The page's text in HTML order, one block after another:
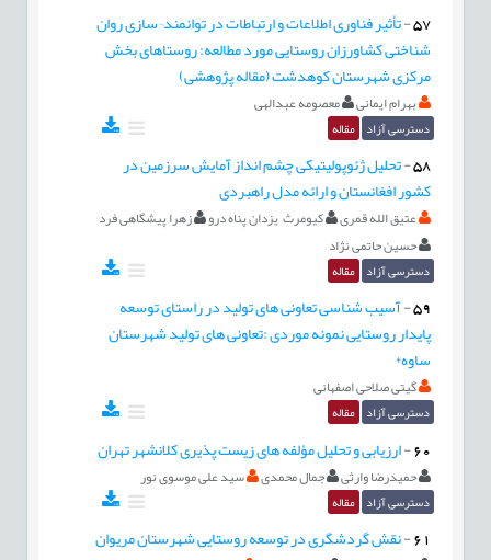
57
-تأثیر فناوری اطلاعات و ارتباطات در توانمند¬سازی روان
شناختی کشاورزان روستایی مورد مطالعه: روستاهای بخش
مرکزی شهرستان کوهدشت (مقاله پژوهشی)
بهرام ایمانی معصومه عبدالهی
دسترسی آزاد مقاله
58
-تحلیل ژئوپولیتیکی چشم انداز آمایش سرزمین در
کشور افغانستان و ارائه مدل راهبردی
عتیق الله قمری کیومرث یزدان پناه درو
زهرا پیشگاهی فرد
حسین حاتمی نژاد
دسترسی آزاد مقاله
59
-آسیب شناسی تعاونی های تولید در راستای توسعه
پایدار روستایی نمونه موردی :تعاونی های تولید شهرستان
ساوه*
گیتی صلاحی اصفهانی
دسترسی آزاد مقاله
60
-ارزیابی و تحلیل مؤلفه های زیست پذیری کلانشهر تهران
حمیدرضا وارثی جمال محمدی سید علی موسوی نور
دسترسی آزاد مقاله
61
-نقش گردشگری در توسعه روستایی شهرستان مریوان